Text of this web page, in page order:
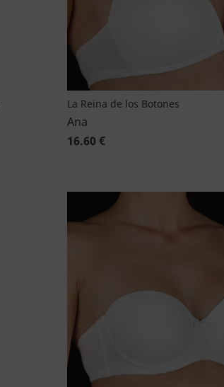
La Reina de los Botones
Ana
16.60 €